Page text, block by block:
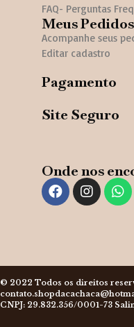
FAQ- Perguntas
Meus Pedidos
Acompanhe seus
Editar cadastro
Pagamento
Site Seguro
Onde nos
© 2022 Todos os direitos
CNPJ: 29.832.356/0001-73